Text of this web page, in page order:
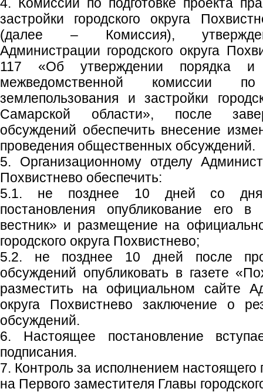
застройки городского округа
(далее – Комиссия),
Администрации городского округа
117 «Об утверждении порядка и
межведомственной комиссии
землепользования и застройки
Самарской области», после
обсуждений обеспечить внесение
проведения общественных обсуждений.
5. Организационному отделу
Похвистнево обеспечить:
5.1. не позднее 10 дней со дня
постановления опубликование его в
вестник» и размещение на
городского округа Похвистнево;
5.2. не позднее 10 дней после
обсуждений опубликовать в газете
разместить на официальном сайте
округа Похвистнево заключение о
обсуждений.
6. Настоящее постановление
подписания.
7. Контроль за исполнением настоящего
на Первого заместителя Главы